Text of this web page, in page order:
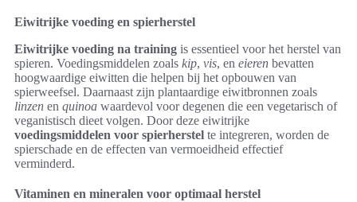
Eiwitrijke voeding en spierherstel
Eiwitrijke voeding na training is essentieel voor het herstel van
spieren. Voedingsmiddelen zoals kip, vis, en eieren bevatten
hoogwaardige eiwitten die helpen bij het opbouwen van
spierweefsel. Daarnaast zijn plantaardige eiwitbronnen zoals
linzen en quinoa waardevol voor degenen die een vegetarisch of
veganistisch dieet volgen. Door deze eiwitrijke
voedingsmiddelen voor spierherstel te integreren, worden de
spierschade en de effecten van vermoeidheid effectief
verminderd.
Vitaminen en mineralen voor optimaal herstel